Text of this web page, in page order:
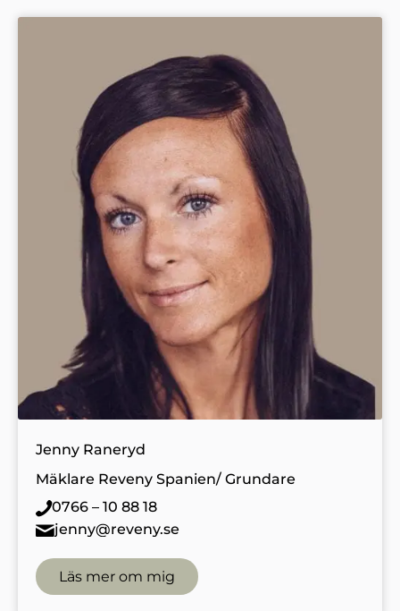
Jenny Raneryd
Mäklare Reveny Spanien/ Grundare
0766 – 10 88 18
jenny@reveny.se
Läs mer om mig